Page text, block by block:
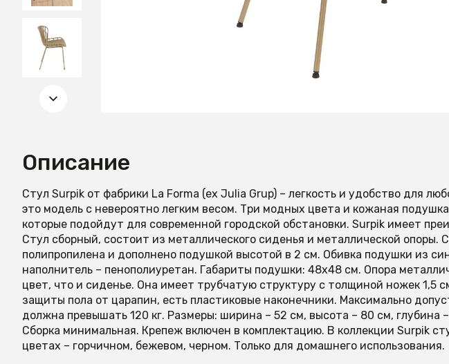
Описание
Стул Surpik от фабрики La Forma (ex Julia Grup) – легкость и удобство для
это модель с невероятно легким весом. Три модных цвета и кожаная
которые подойдут для современной городской обстановки. Surpik имеет
Стул сборный, состоит из металлического сиденья и металлической опоры.
полипропилена и дополнено подушкой высотой в 2 см. Обивка подушки из
наполнитель – пенополиуретан. Габариты подушки: 48х48 см. Опора
цвет, что и сиденье. Она имеет трубчатую структуру с толщиной ножек 1,5
защиты пола от царапин, есть пластиковые наконечники. Максимально
должна превышать 120 кг. Размеры: ширина – 52 см, высота – 80 см, глубина
Сборка минимальная. Крепеж включен в комплектацию. В коллекции Surpik
цветах – горчичном, бежевом, черном. Только для домашнего использования.